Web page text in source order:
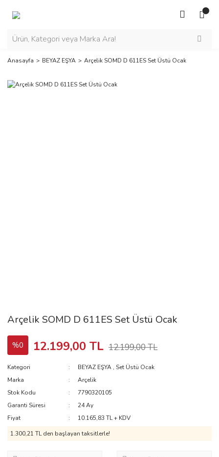
Anasayfa BEYAZ EŞYA Arçelik SOMD D 611ES Set Üstü Ocak
Arçelik SOMD D 611ES Set Üstü Ocak
%0 12.199,00 TL 12.199,00 TL
Kategori BEYAZ EŞYA ,Set Üstü Ocak
Marka
Arçelik
Stok Kodu
7790320105
Garanti Süresi
24 Ay
Fiyat
10.165,83 TL + KDV
1.300,21 TLden başlayan taksitlerle!